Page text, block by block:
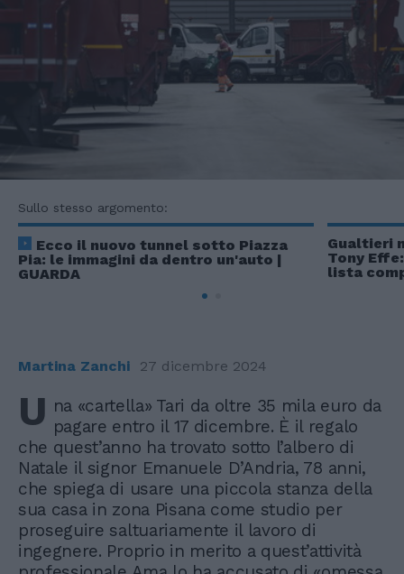
Sullo stesso argomento:
Ecco il nuovo tunnel sotto Piazza
Pia: le immagini da dentro un'auto |
GUARDA
Gualtieri
Tony
lista
Martina Zanchi 27 dicembre 2024
U na «cartella» Tari da oltre 35 mila euro da
pagare entro il 17 dicembre. È il regalo
che quest’anno ha trovato sotto l’albero di
Natale il signor Emanuele D’Andria, 78 anni,
che spiega di usare una piccola stanza della
sua casa in zona Pisana come studio per
proseguire saltuariamente il lavoro di
ingegnere. Proprio in merito a quest’attività